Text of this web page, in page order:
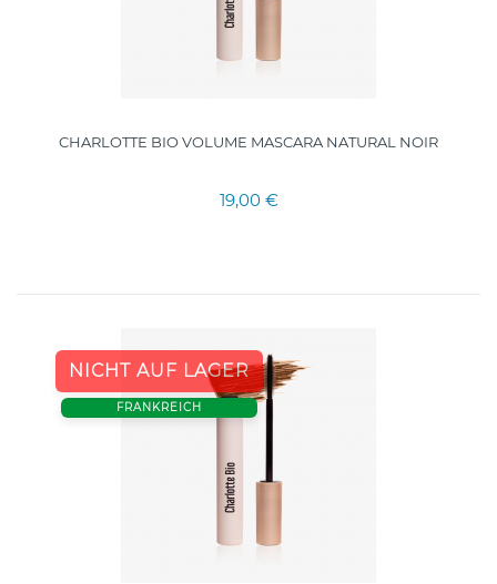
CHARLOTTE BIO VOLUME MASCARA NATURAL NOIR
19,00 €
NICHT AUF LAGER
FRANKREICH